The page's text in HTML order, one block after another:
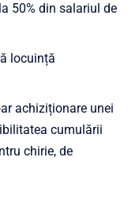
50% din salariul de
locuință
achiziționare unei
cumulării
chirie, de